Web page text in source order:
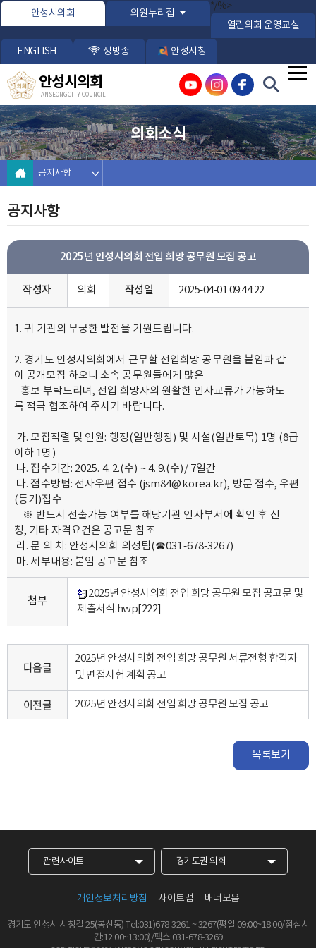
본문바로가기
안성시의회 의원누리집
*/%>
열린의회 운영교실
ENGLISH 생방송 안성시청
안성시의회
ANSEONG CITY COUNCIL
의회소식
공지사항
공지사항
2025년 안성시의회 전입 희망 공무원 모집 공고
작성자 의회 작성일 2025-04-01 09:44:22
1. 귀 기관의 무궁한 발전을 기원드립니다.
2. 경기도 안성시의회에서 근무할 전입희망 공무원을 붙임과 같
이 공개모집 하오니 소속 공무원들에게 많은
홍보 부탁드리며, 전입 희망자의 원활한 인사교류가 가능하도
록 적극 협조하여 주시기 바랍니다.
가. 모집직렬 및 인원: 행정(일반행정) 및 시설(일반토목) 1명 (8급
이하 1명)
나. 접수기간: 2025. 4. 2.(수) ~ 4. 9.(수)/ 7일간
다. 접수방법: 전자우편 접수 (jsm84@korea.kr), 방문 접수, 우편
(등기)접수
※ 반드시 전출가능 여부를 해당기관 인사부서에 확인 후 신
청, 기타 자격요건은 공고문 참조
라. 문 의 처: 안성시의회 의정팀(☎031-678-3267)
마. 세부내용: 붙임 공고문 참조
첨부
2025년 안성시의회 전입 희망 공무원 모집 공고문 및
제출서식.hwp[222]
다음글
2025년 안성시의회 전입 희망 공무원 서류전형 합격자
및 면접시험 계획 공고
이전글 2025년 안성시의회 전입 희망 공무원 모집 공고
목록보기
관련사이트 경기도권 의회
개인정보처리방침 사이트맵 배너모음
경기도 안성시 시청길 25(봉산동) Tel:031)678-3261 ~ 3267(평일 09:00~18:00/점심시
간:12:00~13:00)/팩스:031-678-3269